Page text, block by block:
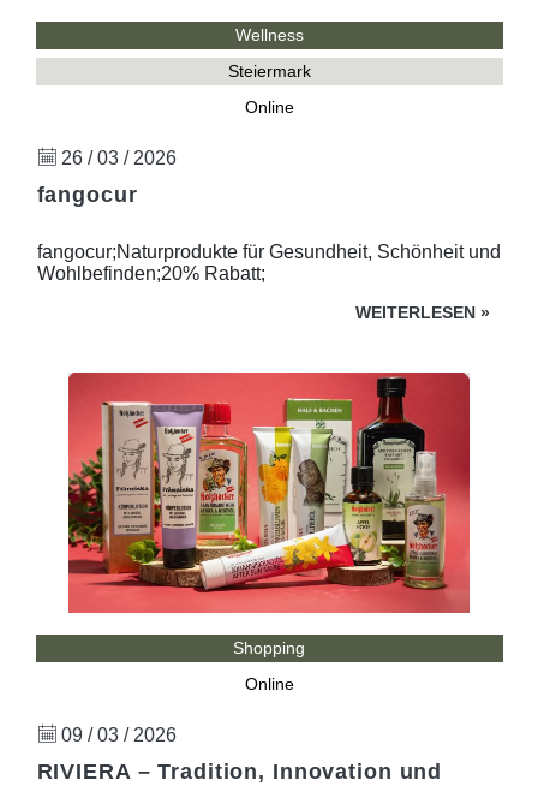
Wellness
Steiermark
Online
26 / 03 / 2026
fangocur
fangocur;Naturprodukte für Gesundheit, Schönheit und
Wohlbefinden;20% Rabatt;
WEITERLESEN »
Shopping
Online
09 / 03 / 2026
RIVIERA – Tradition, Innovation und